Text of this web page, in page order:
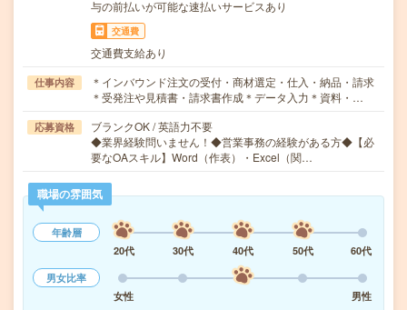
与の前払いが可能な速払いサービスあり
交通費
交通費支給あり
仕事内容
＊インバウンド注文の受付・商材選定・仕入・納品・請求
＊受発注や見積書・請求書作成＊データ入力＊資料・…
応募資格
ブランクOK / 英語力不要
◆業界経験問いません！◆営業事務の経験がある方◆【必
要なOAスキル】Word（作表）・Excel（関…
職場の雰囲気
年齢層
20代
30代 40代 50代
60代
男女比率
女性
男性